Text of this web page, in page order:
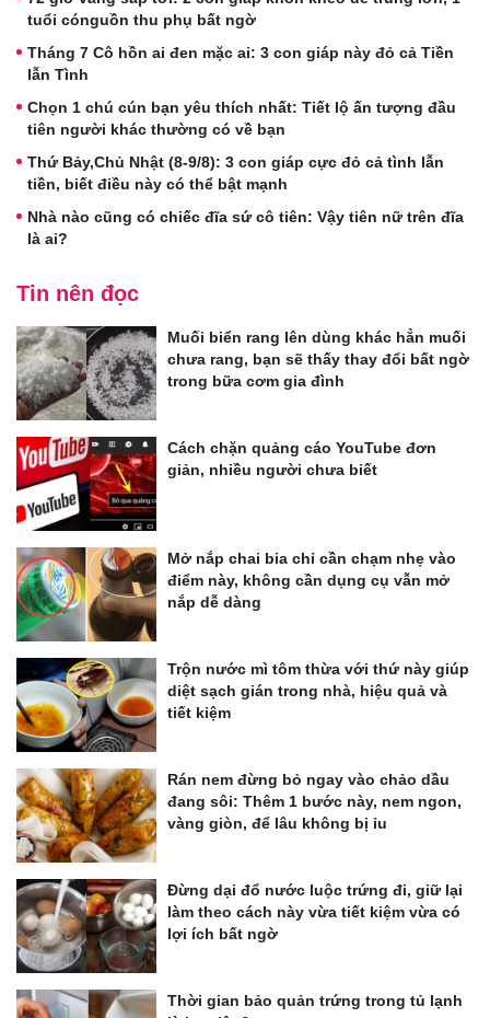
tuổi cónguồn thu phụ bất ngờ
Tháng 7 Cô hồn ai đen mặc ai: 3 con giáp này đỏ cả Tiền
lẫn Tình
Chọn 1 chú cún bạn yêu thích nhất: Tiết lộ ấn tượng đầu
tiên người khác thường có về bạn
Thứ Bảy,Chủ Nhật (8-9/8): 3 con giáp cực đỏ cả tình lẫn
tiền, biết điều này có thể bật mạnh
Nhà nào cũng có chiếc đĩa sứ cô tiên: Vậy tiên nữ trên đĩa
là ai?
Tin nên đọc
Muối biển rang lên dùng khác hẳn muối
chưa rang, bạn sẽ thấy thay đổi bất ngờ
trong bữa cơm gia đình
Cách chặn quảng cáo YouTube đơn
giản, nhiều người chưa biết
Mở nắp chai bia chỉ cần chạm nhẹ vào
điểm này, không cần dụng cụ vẫn mở
nắp dễ dàng
Trộn nước mì tôm thừa với thứ này giúp
diệt sạch gián trong nhà, hiệu quả và
tiết kiệm
Rán nem đừng bỏ ngay vào chảo dầu
đang sôi: Thêm 1 bước này, nem ngon,
vàng giòn, để lâu không bị ỉu
Đừng dại đổ nước luộc trứng đi, giữ lại
làm theo cách này vừa tiết kiệm vừa có
lợi ích bất ngờ
Thời gian bảo quản trứng trong tủ lạnh